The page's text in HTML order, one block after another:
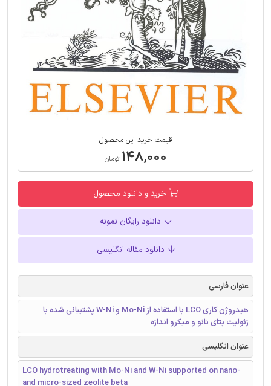
قیمت خرید این محصول
۱۴۸,۰۰۰ تومان
خرید و دانلود محصول
دانلود رایگان نمونه
دانلود مقاله انگلیسی
عنوان فارسی
هیدروژن کاری LCO با استفاده از Mo-Ni و W-Ni پشتیبانی شده با
زئولیت بتای نانو و میکرو اندازه
عنوان انگلیسی
LCO hydrotreating with Mo-Ni and W-Ni supported on nano-
and micro-sized zeolite beta